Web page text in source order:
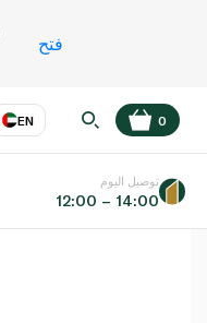
فتح
EN
عر
0
توصيل اليوم
12:00 – 14:00